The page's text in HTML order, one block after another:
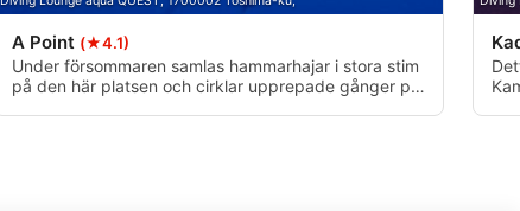
A Point (★4.1)
Under försommaren samlas hammarhajar i stora stim
på den här platsen och cirklar upprepade gånger på